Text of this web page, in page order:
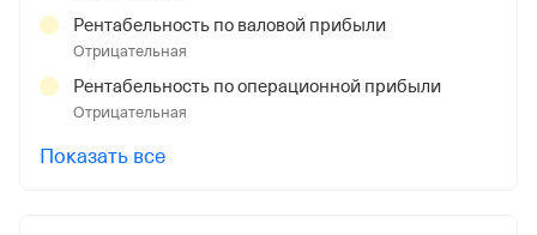
Рентабельность по валовой прибыли
Отрицательная
Рентабельность по операционной прибыли
Отрицательная
Показать все